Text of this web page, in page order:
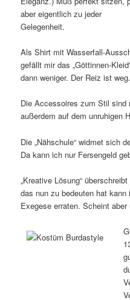
aber eigentlich zu jeder
Gelegenheit.
Als Shirt mit Wasserfall-
gefällt mir das „Göttinnen-
dann weniger. Der Reiz ist weg.
Die Accessoires zum Stil sind
außerdem auf dem unruhigen
Die „Nähschule“ widmet sich
Da kann ich nur Fersengeld
„Kreative Lösung“
das nun zu bedeuten hat
Exegese erraten. Scheint